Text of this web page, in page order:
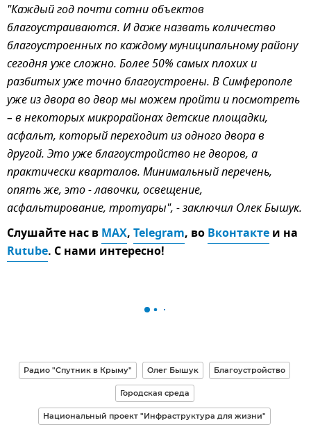
"Каждый год почти сотни объектов
благоустраиваются. И даже назвать количество
благоустроенных по каждому муниципальному району
сегодня уже сложно. Более 50% самых плохих и
разбитых уже точно благоустроены. В Симферополе
уже из двора во двор мы можем пройти и посмотреть
– в некоторых микрорайонах детские площадки,
асфальт, который переходит из одного двора в
другой. Это уже благоустройство не дворов, а
практически кварталов. Минимальный перечень,
опять же, это - лавочки, освещение,
асфальтирование, тротуары", - заключил Олек Бышук.
Слушайте нас вMAX,Telegram, воВконтактеи на
Rutube. С нами интересно!
Радио "Спутник в Крыму" Олег Бышук Благоустройство
Городская среда
Национальный проект "Инфраструктура для жизни"